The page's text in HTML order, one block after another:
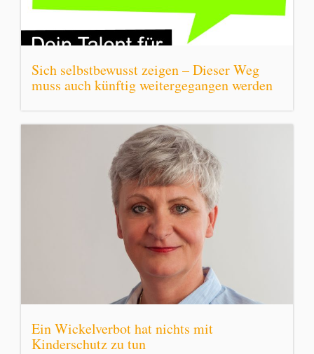
Sich selbstbewusst zeigen – Dieser Weg
muss auch künftig weitergegangen werden
Ein Wickelverbot hat nichts mit
Kinderschutz zu tun